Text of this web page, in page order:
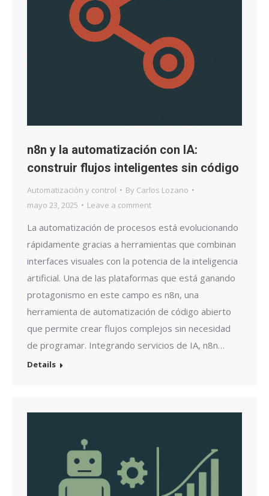
n8n y la automatización con IA:
construir flujos inteligentes sin código
Automatización y control By Carlos Lozano
mayo 23, 2025
Leave a comment
La automatización de procesos está evolucionando
rápidamente gracias a herramientas que combinan
interfaces visuales con la potencia de la inteligencia
artificial. Una de las plataformas que está ganando
protagonismo en este campo es n8n, una
herramienta de automatización de código abierto
que permite crear flujos complejos sin necesidad
de programar. Integrando servicios de IA, n8n…
Details